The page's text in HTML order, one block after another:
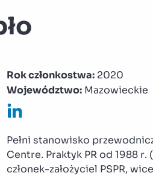
Rok członkostwa: 2020
Województwo: Mazowieckie
Pełni stanowisko
Centre. Praktyk PR od 1988
członek-założyciel PSPR,